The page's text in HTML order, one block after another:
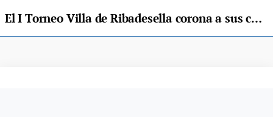
El I Torneo Villa de Ribadesella corona a sus campeones tras reunir a 51 jugadores